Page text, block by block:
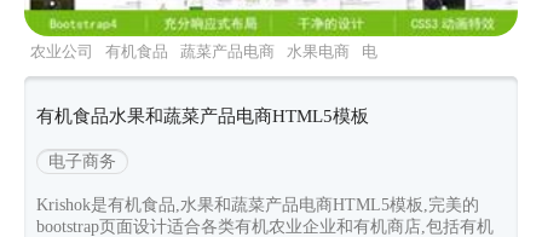
农业公司 有机食品 蔬菜产品电商 水果电商
电
商html5
有机食品水果和蔬菜产品电商HTML5模板
电子商务
Krishok是有机食品,水果和蔬菜产品电商HTML5模板,完美的
bootstrap页面设计适合各类有机农业企业和有机商店,包括有机